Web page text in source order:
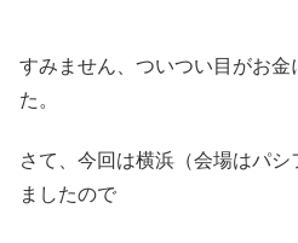
すみません、ついつい目がお金
た。
さて、今回は横浜（会場はパシ
ましたので